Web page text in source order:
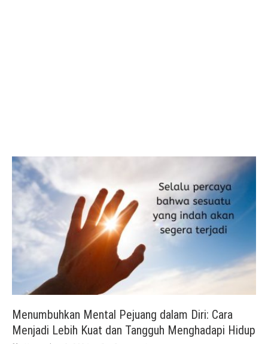
Menumbuhkan Mental Pejuang dalam Diri: Cara
Menjadi Lebih Kuat dan Tangguh Menghadapi Hidup